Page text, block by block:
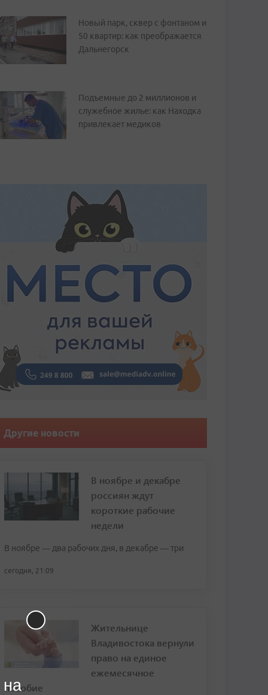
Новый парк, сквер с фонтаном и
50 квартир: как преображается
Дальнегорск
Подъемные до 2 миллионов и
служебное жилье: как Находка
привлекает медиков
Другие новости
В ноябре и декабре
россиян ждут
короткие рабочие
недели
В ноябре — два рабочих дня, в декабре — три
сегодня, 21:09
Жительнице
Владивостока вернули
право на единое
ежемесячное
пособие